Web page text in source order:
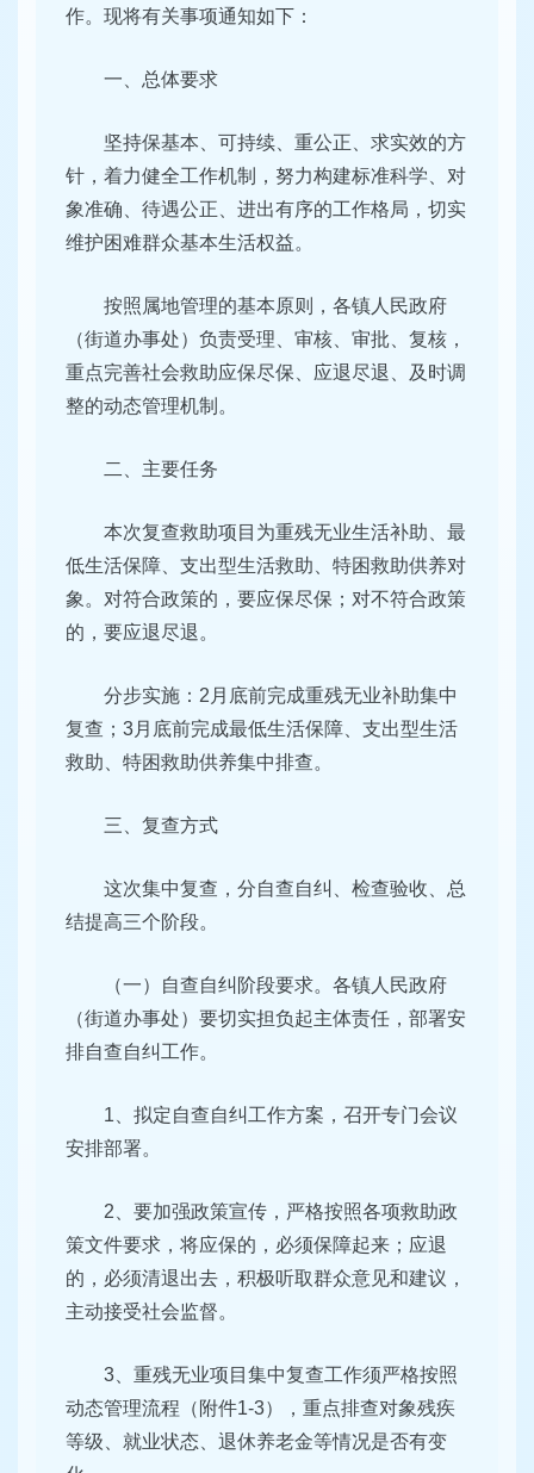
作。现将有关事项通知如下：
一、总体要求
坚持保基本、可持续、重公正、求实效的方
针，着力健全工作机制，努力构建标准科学、对
象准确、待遇公正、进出有序的工作格局，切实
维护困难群众基本生活权益。
按照属地管理的基本原则，各镇人民政府
（街道办事处）负责受理、审核、审批、复核，
重点完善社会救助应保尽保、应退尽退、及时调
整的动态管理机制。
二、主要任务
本次复查救助项目为重残无业生活补助、最
低生活保障、支出型生活救助、特困救助供养对
象。对符合政策的，要应保尽保；对不符合政策
的，要应退尽退。
分步实施：2月底前完成重残无业补助集中
复查；3月底前完成最低生活保障、支出型生活
救助、特困救助供养集中排查。
三、复查方式
这次集中复查，分自查自纠、检查验收、总
结提高三个阶段。
（一）自查自纠阶段要求。各镇人民政府
（街道办事处）要切实担负起主体责任，部署安
排自查自纠工作。
1、拟定自查自纠工作方案，召开专门会议
安排部署。
2、要加强政策宣传，严格按照各项救助政
策文件要求，将应保的，必须保障起来；应退
的，必须清退出去，积极听取群众意见和建议，
主动接受社会监督。
3、重残无业项目集中复查工作须严格按照
动态管理流程（附件1-3），重点排查对象残疾
等级、就业状态、退休养老金等情况是否有变